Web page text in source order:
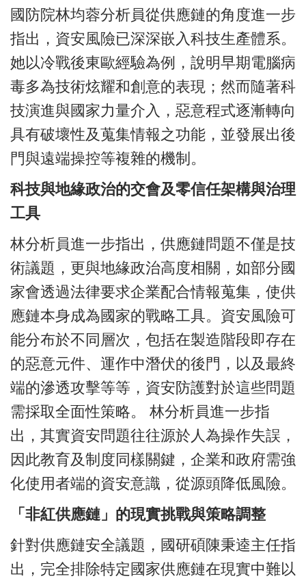
國防院林均蓉分析員從供應鏈的角度進一步
指出，資安風險已深深嵌入科技生產體系。
她以冷戰後東歐經驗為例，說明早期電腦病
毒多為技術炫耀和創意的表現；然而隨著科
技演進與國家力量介入，惡意程式逐漸轉向
具有破壞性及蒐集情報之功能，並發展出後
門與遠端操控等複雜的機制。
科技與地緣政治的交會及零信任架構與治理
工具
林分析員進一步指出，供應鏈問題不僅是技
術議題，更與地緣政治高度相關，如部分國
家會透過法律要求企業配合情報蒐集，使供
應鏈本身成為國家的戰略工具。資安風險可
能分布於不同層次，包括在製造階段即存在
的惡意元件、運作中潛伏的後門，以及最終
端的滲透攻擊等等，資安防護對於這些問題
需採取全面性策略。 林分析員進一步指
出，其實資安問題往往源於人為操作失誤，
因此教育及制度同樣關鍵，企業和政府需強
化使用者端的資安意識，從源頭降低風險。
「非紅供應鏈」的現實挑戰與策略調整
針對供應鏈安全議題，國研碩陳秉逵主任指
出，完全排除特定國家供應鏈在現實中難以